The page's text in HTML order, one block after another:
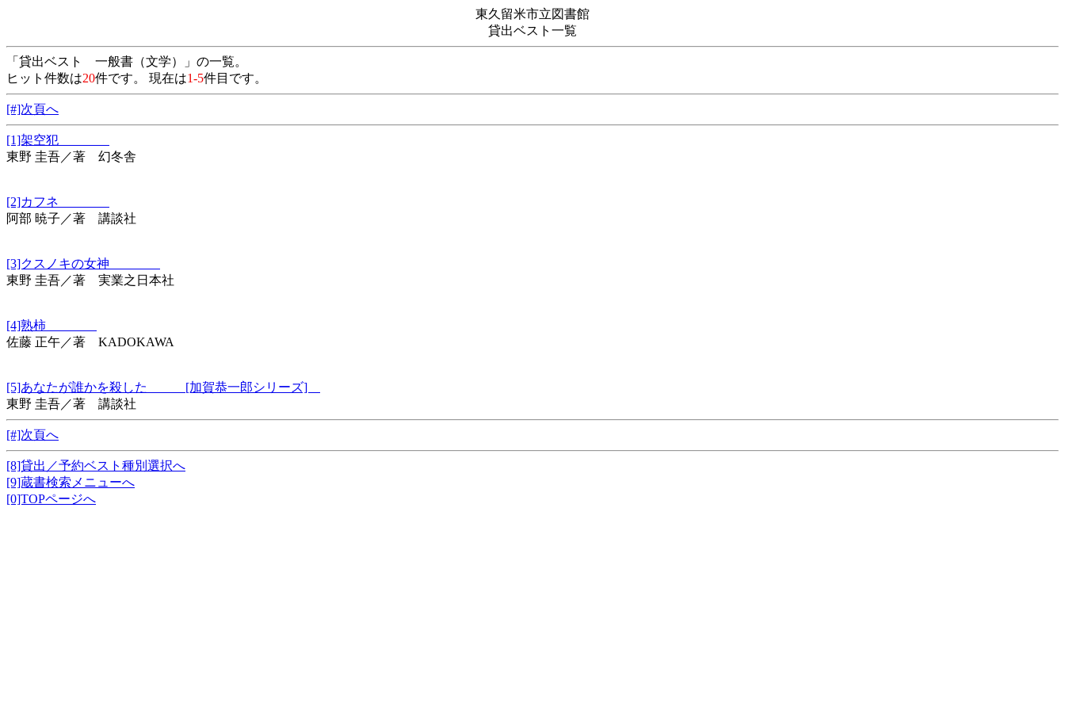
東久留米市立図書館
貸出ベスト一覧
「貸出ベスト 一般書（文学）」の一覧。
ヒット件数は20件です。 現在は1-5件目です。
[#]次頁へ
[1]架空犯
東野 圭吾／著 幻冬舎
[2]カフネ
阿部 暁子／著 講談社
[3]クスノキの女神
東野 圭吾／著 実業之日本社
[4]熟柿
佐藤 正午／著 KADOKAWA
[5]あなたが誰かを殺した [加賀恭一郎シリーズ]
東野 圭吾／著 講談社
[#]次頁へ
[8]貸出／予約ベスト種別選択へ
[9]蔵書検索メニューへ
[0]TOPページへ